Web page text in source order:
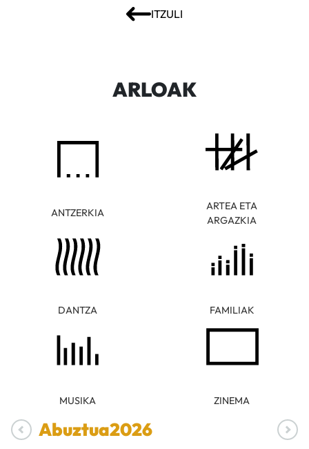
ITZULI
ARLOAK
ANTZERKIA
ARTEA ETA
ARGAZKIA
DANTZA FAMILIAK
MUSIKA ZINEMA
Abuztua2026